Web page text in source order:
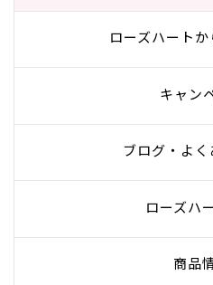
ローズハート
キャン
ブログ・よく
ローズハ
商品